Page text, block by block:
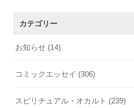
カテゴリー
お知らせ (14)
コミックエッセイ (306)
スピリチュアル・オカルト (239)